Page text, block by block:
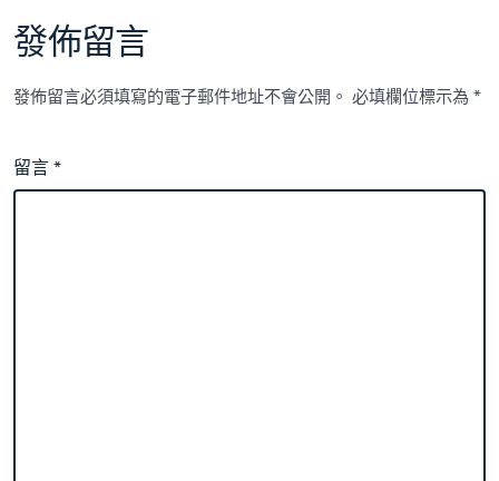
發佈留言
發佈留言必須填寫的電子郵件地址不會公開。 必填欄位標示為*
留言*